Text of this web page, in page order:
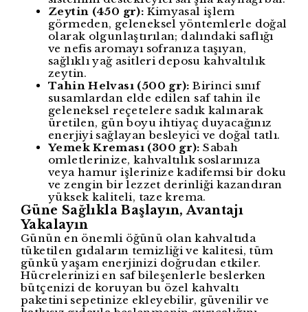
Zeytin (450 gr): Kimyasal işlem
görmeden, geleneksel yöntemlerle doğal
olarak olgunlaştırılan; dalındaki saflığı
ve nefis aromayı sofranıza taşıyan,
sağlıklı yağ asitleri deposu kahvaltılık
zeytin.
Tahin Helvası (500 gr): Birinci sınıf
susamlardan elde edilen saf tahin ile
geleneksel reçetelere sadık kalınarak
üretilen, gün boyu ihtiyaç duyacağınız
enerjiyi sağlayan besleyici ve doğal tatlı.
Yemek Kreması (300 gr): Sabah
omletlerinize, kahvaltılık soslarınıza
veya hamur işlerinize kadifemsi bir doku
ve zengin bir lezzet derinliği kazandıran
yüksek kaliteli, taze krema.
Güne Sağlıkla Başlayın, Avantajı
Yakalayın
Günün en önemli öğünü olan kahvaltıda
tüketilen gıdaların temizliği ve kalitesi, tüm
günkü yaşam enerjinizi doğrudan etkiler.
Hücrelerinizi en saf bileşenlerle beslerken
bütçenizi de koruyan bu özel kahvaltı
paketini sepetinize ekleyebilir, güvenilir ve